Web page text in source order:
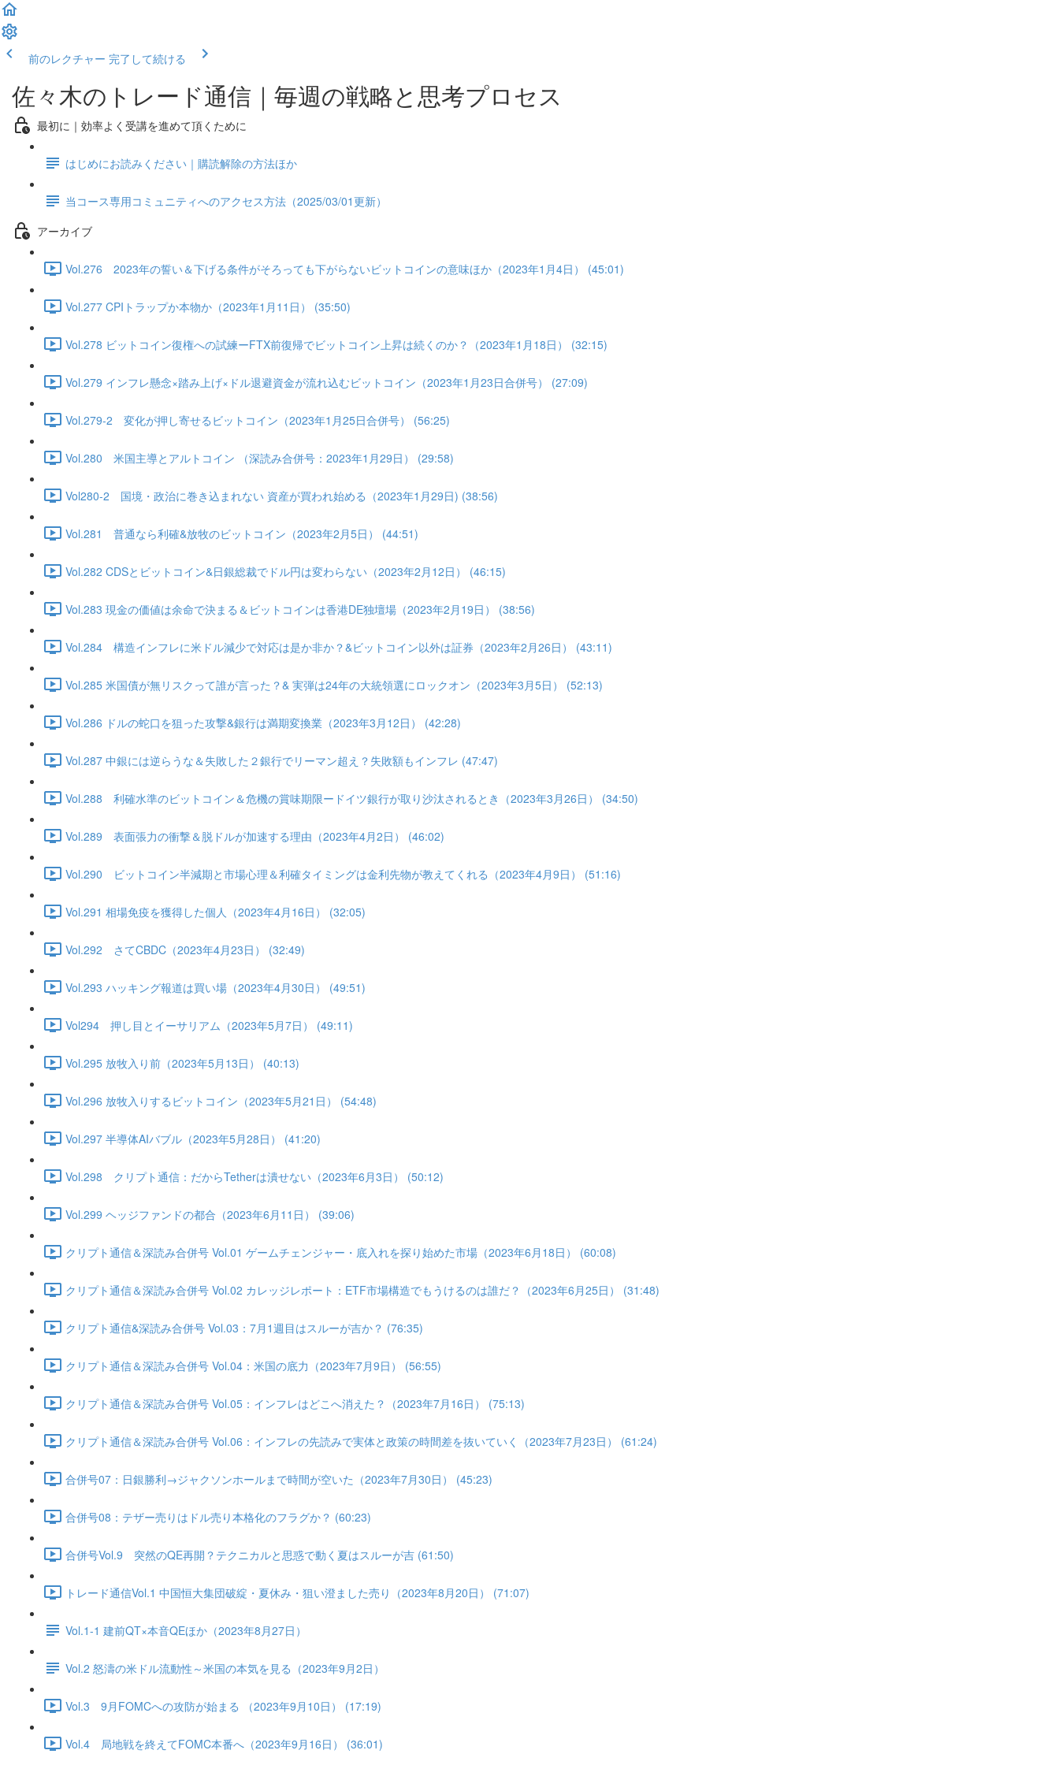
前のレクチャー 完了して続ける
佐々木のトレード通信｜毎週の戦略と思考プロセス
最初に｜効率よく受講を進めて頂くために
はじめにお読みください｜購読解除の方法ほか
当コース専用コミュニティへのアクセス方法（2025/03/01更新）
アーカイブ
Vol.276 2023年の誓い＆下げる条件がそろっても下がらないビットコインの意味ほか（2023年1月4日） (45:01)
Vol.277 CPIトラップか本物か（2023年1月11日） (35:50)
Vol.278 ビットコイン復権への試練ーFTX前復帰でビットコイン上昇は続くのか？（2023年1月18日） (32:15)
Vol.279 インフレ懸念×踏み上げ×ドル退避資金が流れ込むビットコイン（2023年1月23日合併号） (27:09)
Vol.279-2 変化が押し寄せるビットコイン（2023年1月25日合併号） (56:25)
Vol.280 米国主導とアルトコイン （深読み合併号：2023年1月29日） (29:58)
Vol280-2 国境・政治に巻き込まれない 資産が買われ始める（2023年1月29日) (38:56)
Vol.281 普通なら利確&放牧のビットコイン（2023年2月5日） (44:51)
Vol.282 CDSとビットコイン&日銀総裁でドル円は変わらない（2023年2月12日） (46:15)
Vol.283 現金の価値は余命で決まる＆ビットコインは香港DE独壇場（2023年2月19日） (38:56)
Vol.284 構造インフレに米ドル減少で対応は是か非か？&ビットコイン以外は証券（2023年2月26日） (43:11)
Vol.285 米国債が無リスクって誰が言った？& 実弾は24年の大統領選にロックオン（2023年3月5日） (52:13)
Vol.286 ドルの蛇口を狙った攻撃&銀行は満期変換業（2023年3月12日） (42:28)
Vol.287 中銀には逆らうな＆失敗した２銀行でリーマン超え？失敗額もインフレ (47:47)
Vol.288 利確水準のビットコイン＆危機の賞味期限ードイツ銀行が取り沙汰されるとき（2023年3月26日） (34:50)
Vol.289 表面張力の衝撃＆脱ドルが加速する理由（2023年4月2日） (46:02)
Vol.290 ビットコイン半減期と市場心理＆利確タイミングは金利先物が教えてくれる（2023年4月9日） (51:16)
Vol.291 相場免疫を獲得した個人（2023年4月16日） (32:05)
Vol.292 さてCBDC（2023年4月23日） (32:49)
Vol.293 ハッキング報道は買い場（2023年4月30日） (49:51)
Vol294 押し目とイーサリアム（2023年5月7日） (49:11)
Vol.295 放牧入り前（2023年5月13日） (40:13)
Vol.296 放牧入りするビットコイン（2023年5月21日） (54:48)
Vol.297 半導体AIバブル（2023年5月28日） (41:20)
Vol.298 クリプト通信：だからTetherは潰せない（2023年6月3日） (50:12)
Vol.299 ヘッジファンドの都合（2023年6月11日） (39:06)
クリプト通信＆深読み合併号 Vol.01 ゲームチェンジャー・底入れを探り始めた市場（2023年6月18日） (60:08)
クリプト通信＆深読み合併号 Vol.02 カレッジレポート：ETF市場構造でもうけるのは誰だ？（2023年6月25日） (31:48)
クリプト通信&深読み合併号 Vol.03：7月1週目はスルーが吉か？ (76:35)
クリプト通信＆深読み合併号 Vol.04：米国の底力（2023年7月9日） (56:55)
クリプト通信＆深読み合併号 Vol.05：インフレはどこへ消えた？（2023年7月16日） (75:13)
クリプト通信＆深読み合併号 Vol.06：インフレの先読みで実体と政策の時間差を抜いていく（2023年7月23日） (61:24)
合併号07：日銀勝利→ジャクソンホールまで時間が空いた（2023年7月30日） (45:23)
合併号08：テザー売りはドル売り本格化のフラグか？ (60:23)
合併号Vol.9 突然のQE再開？テクニカルと思惑で動く夏はスルーが吉 (61:50)
トレード通信Vol.1 中国恒⼤集団破綻・夏休み・狙い澄ました売り（2023年8月20日） (71:07)
Vol.1-1 建前QT×本音QEほか（2023年8月27日）
Vol.2 怒濤の米ドル流動性～米国の本気を見る（2023年9月2日）
Vol.3 9月FOMCへの攻防が始まる （2023年9月10日） (17:19)
Vol.4 局地戦を終えてFOMC本番へ（2023年9月16日） (36:01)